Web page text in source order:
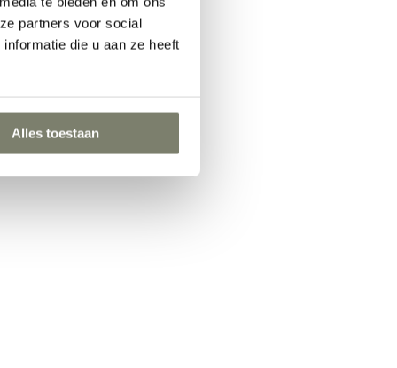
partners voor social
die u aan ze heeft
Alles toestaan